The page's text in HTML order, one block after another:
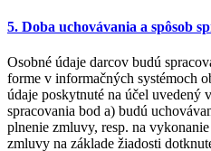
5. Doba uchovávania a spôsob
Osobné údaje darcov budú
forme v informačných systémoch
údaje poskytnuté na účel uvedený
spracovania bod a) budú
plnenie zmluvy, resp. na
zmluvy na základe žiadosti